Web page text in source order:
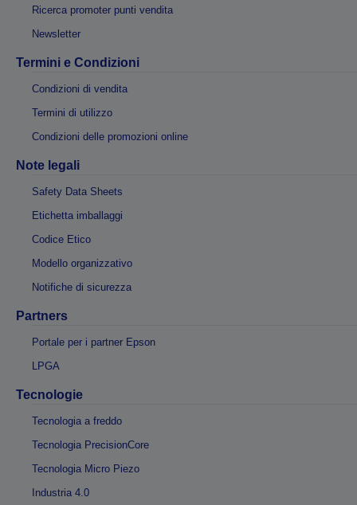
Ricerca promoter punti vendita
Newsletter
Termini e Condizioni
Condizioni di vendita
Termini di utilizzo
Condizioni delle promozioni online
Note legali
Safety Data Sheets
Etichetta imballaggi
Codice Etico
Modello organizzativo
Notifiche di sicurezza
Partners
Portale per i partner Epson
LPGA
Tecnologie
Tecnologia a freddo
Tecnologia PrecisionCore
Tecnologia Micro Piezo
Industria 4.0